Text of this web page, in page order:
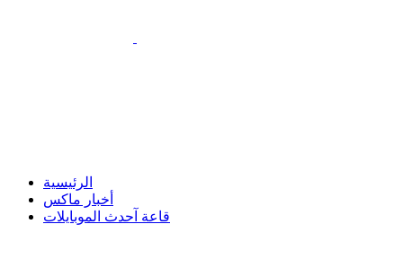
الرئيسية
أخبار ماكس
قاعة آحدث الموبايلات